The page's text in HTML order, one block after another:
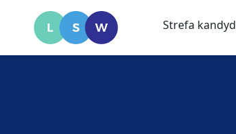
Strefa